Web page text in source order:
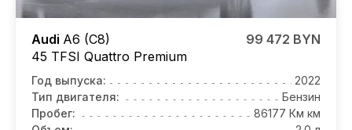
Audi A6 (C8)
45 TFSI Quattro Premium
99 472 BYN
Год выпуска:
2022
Тип двигателя:
Бензин
Пробег:
86177 Км км